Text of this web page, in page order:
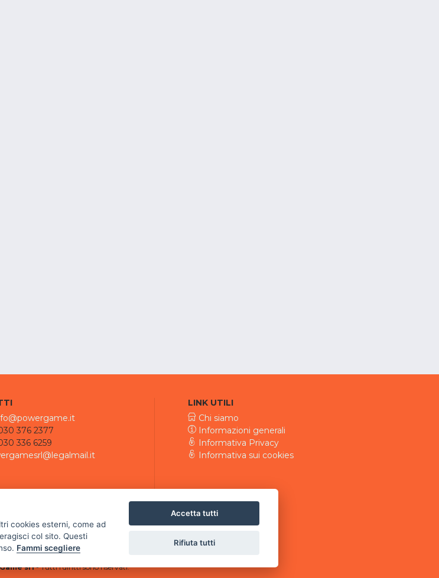
376 2377
336 6259
LINK UTILI
Chi siamo
Informazioni generali
Informativa Privacy
Informativa sui cookies
srl- Tutti i diritti sono riservati.
cookies esterni, come ad
col sito. Questi
Fammi scegliere
Accetta tutti
Rifiuta tutti